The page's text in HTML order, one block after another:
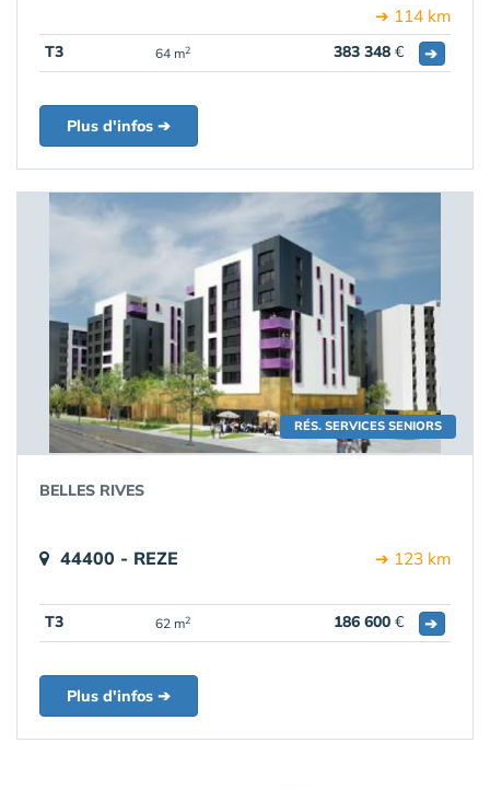
➔ 114 km
T3 64 m2 383 348 € ➔
Plus d'infos ➔
RÉS. SERVICES SENIORS
BELLES RIVES
44400 - REZE ➔ 123 km
T3 62 m2 186 600 € ➔
Plus d'infos ➔